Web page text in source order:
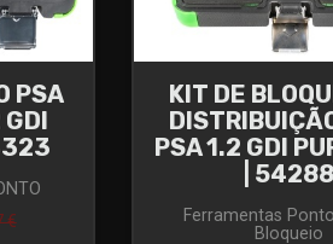
PSA
€
KIT DE
PSA 1.2 GDI
| 54288
Ferramentas
Bloqueio